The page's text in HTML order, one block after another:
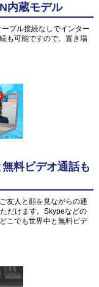
内蔵モデル
ブル接続なしでインター
も可能ですので、置き場
料ビデオ通話も
友人と顔を見ながらの通
だけます。Skypeなどの
こでも世界中と無料ビデ